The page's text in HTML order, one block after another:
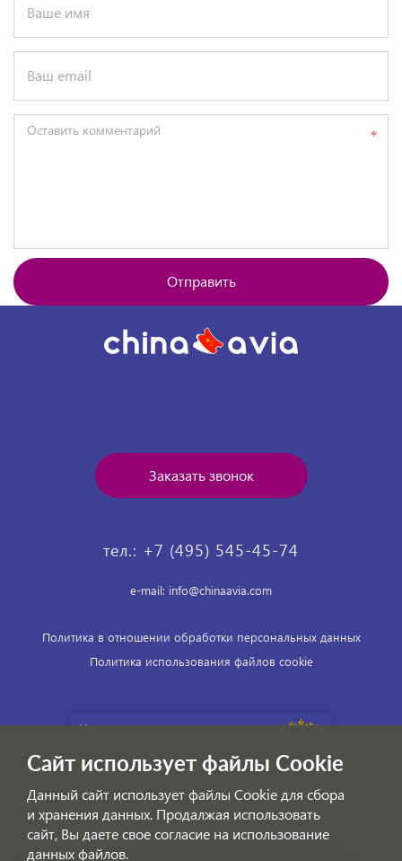
Ваше имя
Ваш email
Оставить комментарий
Отправить
Заказать звонок
тел.: +7 (495) 545-45-74
e-mail: info@chinaavia.com
Политика в отношении обработки персональных данных
Политика использования файлов cookie
© ChinaAvia — Авиабилеты на внутренние и международные
Сайт использует файлы Cookie
Данный сайт использует файлы Cookie для сбора
и хранения данных. Продалжая использовать
сайт, Вы даете свое согласие на использование
данных файлов.